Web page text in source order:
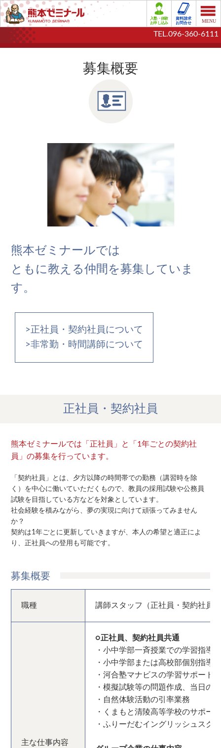
TEL.096-360-6111
募集概要
熊本ゼミナールでは
ともに教える仲間を募集していま
す。
正社員・契約社員について
非常勤・時間講師について
正社員・契約社員
熊本ゼミナールでは「正社員」と「1年ごとの契約社
員」の募集を行っています。
「契約社員」とは、夕方以降の時間帯での勤務（講習時を除
く）を中心に働いていただくもので、教員の採用試験や公務員
試験を目指している方などを対象としています。
社会経験を積みながら、夢の実現に向けて頑張ってみません
か？
契約は1年ごとに更新していきますが、本人の希望と適正によ
り、正社員への登用も可能です。
募集概要
職種 講師スタッフ（正社員・契約社員
主な仕事内容
○正社員、契約社員共通
・小中学部一斉授業での学習指導
・小中学部または高校部個別指導
・河合塾マナビスの学習サポート
・模擬試験等の問題作成、当日の
・自然体験活動の引率業務
・くまもと清陵高等学校のサポー
・ふりーだむイングリッシュスク